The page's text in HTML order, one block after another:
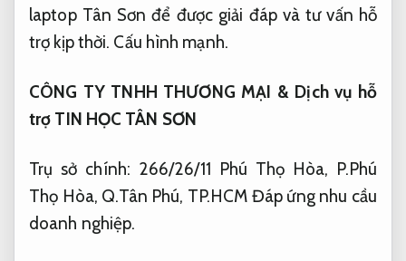
laptop Tân Sơn để được giải đáp và tư vấn hỗ
trợ kịp thời. Cấu hình mạnh.
CÔNG TY TNHH THƯƠNG MẠI & Dịch vụ hỗ
trợ TIN HỌC TÂN SƠN
Trụ sở chính: 266/26/11 Phú Thọ Hòa, P.Phú
Thọ Hòa, Q.Tân Phú, TP.HCM Đáp ứng nhu cầu
doanh nghiệp.